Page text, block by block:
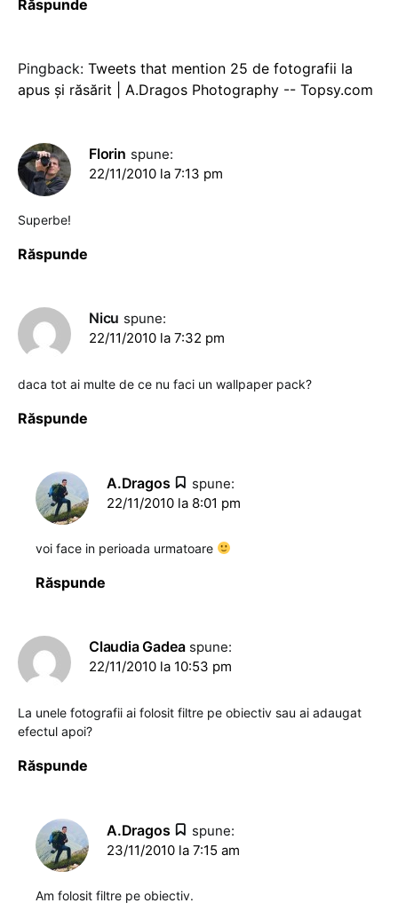
Răspunde
Pingback: Tweets that mention 25 de fotografii la
apus şi răsărit | A.Dragos Photography -- Topsy.com
Florin spune:
22/11/2010 la 7:13 pm
Superbe!
Răspunde
Nicu spune:
22/11/2010 la 7:32 pm
daca tot ai multe de ce nu faci un wallpaper pack?
Răspunde
A.Dragos
spune:
22/11/2010 la 8:01 pm
voi face in perioada urmatoare
Răspunde
Claudia Gadea spune:
22/11/2010 la 10:53 pm
La unele fotografii ai folosit filtre pe obiectiv sau ai adaugat
efectul apoi?
Răspunde
A.Dragos
spune:
23/11/2010 la 7:15 am
Am folosit filtre pe obiectiv.